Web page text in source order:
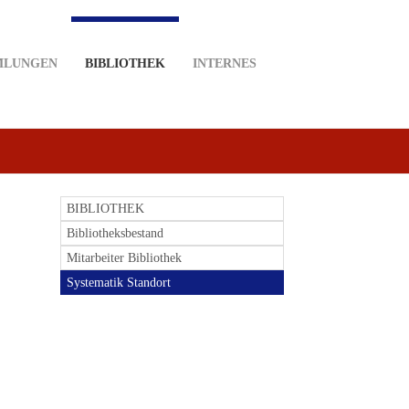
BIBLIOTHEK INTERNES
BIBLIOTHEK
Bibliotheksbestand
Mitarbeiter Bibliothek
Systematik Standort